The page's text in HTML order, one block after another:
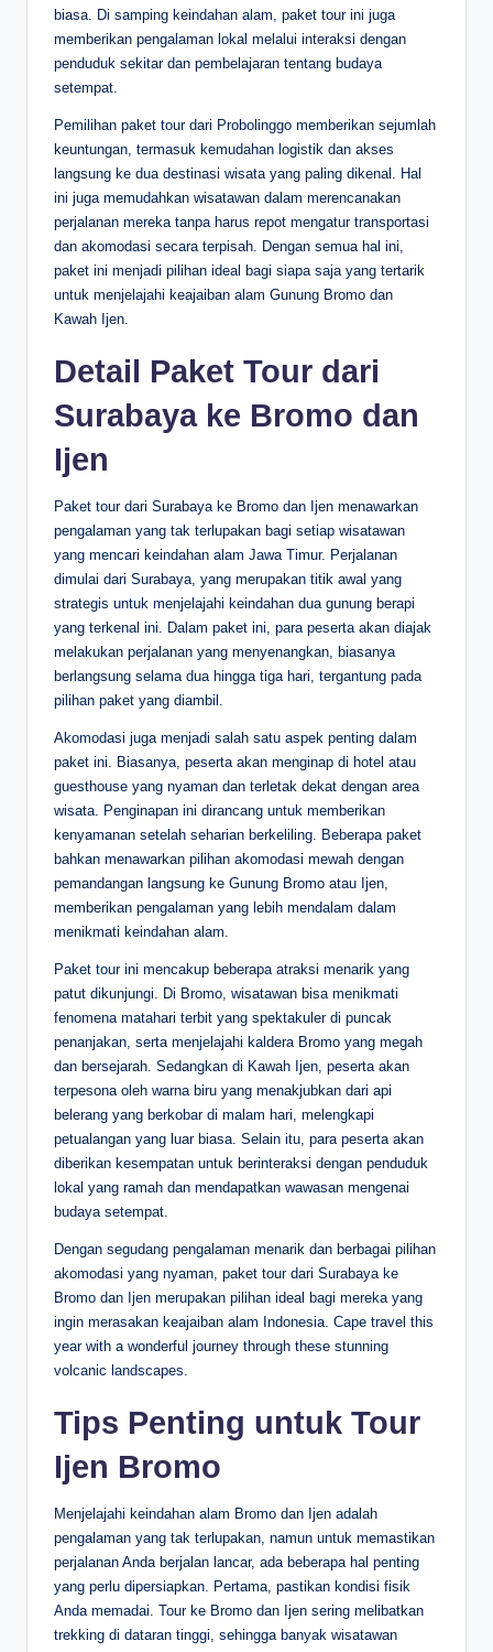
biasa. Di samping keindahan alam, paket tour ini juga
memberikan pengalaman lokal melalui interaksi dengan
penduduk sekitar dan pembelajaran tentang budaya
setempat.
Pemilihan paket tour dari Probolinggo memberikan sejumlah
keuntungan, termasuk kemudahan logistik dan akses
langsung ke dua destinasi wisata yang paling dikenal. Hal
ini juga memudahkan wisatawan dalam merencanakan
perjalanan mereka tanpa harus repot mengatur transportasi
dan akomodasi secara terpisah. Dengan semua hal ini,
paket ini menjadi pilihan ideal bagi siapa saja yang tertarik
untuk menjelajahi keajaiban alam Gunung Bromo dan
Kawah Ijen.
Detail Paket Tour dari
Surabaya ke Bromo dan
Ijen
Paket tour dari Surabaya ke Bromo dan Ijen menawarkan
pengalaman yang tak terlupakan bagi setiap wisatawan
yang mencari keindahan alam Jawa Timur. Perjalanan
dimulai dari Surabaya, yang merupakan titik awal yang
strategis untuk menjelajahi keindahan dua gunung berapi
yang terkenal ini. Dalam paket ini, para peserta akan diajak
melakukan perjalanan yang menyenangkan, biasanya
berlangsung selama dua hingga tiga hari, tergantung pada
pilihan paket yang diambil.
Akomodasi juga menjadi salah satu aspek penting dalam
paket ini. Biasanya, peserta akan menginap di hotel atau
guesthouse yang nyaman dan terletak dekat dengan area
wisata. Penginapan ini dirancang untuk memberikan
kenyamanan setelah seharian berkeliling. Beberapa paket
bahkan menawarkan pilihan akomodasi mewah dengan
pemandangan langsung ke Gunung Bromo atau Ijen,
memberikan pengalaman yang lebih mendalam dalam
menikmati keindahan alam.
Paket tour ini mencakup beberapa atraksi menarik yang
patut dikunjungi. Di Bromo, wisatawan bisa menikmati
fenomena matahari terbit yang spektakuler di puncak
penanjakan, serta menjelajahi kaldera Bromo yang megah
dan bersejarah. Sedangkan di Kawah Ijen, peserta akan
terpesona oleh warna biru yang menakjubkan dari api
belerang yang berkobar di malam hari, melengkapi
petualangan yang luar biasa. Selain itu, para peserta akan
diberikan kesempatan untuk berinteraksi dengan penduduk
lokal yang ramah dan mendapatkan wawasan mengenai
budaya setempat.
Dengan segudang pengalaman menarik dan berbagai pilihan
akomodasi yang nyaman, paket tour dari Surabaya ke
Bromo dan Ijen merupakan pilihan ideal bagi mereka yang
ingin merasakan keajaiban alam Indonesia. Cape travel this
year with a wonderful journey through these stunning
volcanic landscapes.
Tips Penting untuk Tour
Ijen Bromo
Menjelajahi keindahan alam Bromo dan Ijen adalah
pengalaman yang tak terlupakan, namun untuk memastikan
perjalanan Anda berjalan lancar, ada beberapa hal penting
yang perlu dipersiapkan. Pertama, pastikan kondisi fisik
Anda memadai. Tour ke Bromo dan Ijen sering melibatkan
trekking di dataran tinggi, sehingga banyak wisatawan